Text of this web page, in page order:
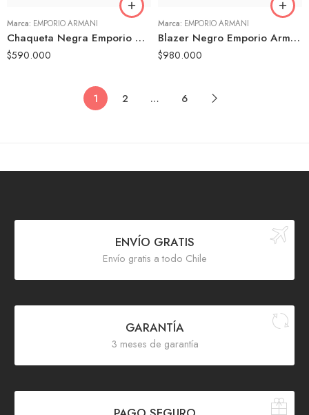
Marca: EMPORIO ARMANI
Chaqueta Negra Emporio Armani Mujer Terciopelo Capucha Casual Chic
$590.000
Marca: EMPORIO ARMANI
Blazer Negro Emporio Armani Mujer Lentejuelas Brillo Elegante
$980.000
1 2 … 6
ENVÍO GRATIS
Envío gratis a todo Chile
GARANTÍA
3 meses de garantía